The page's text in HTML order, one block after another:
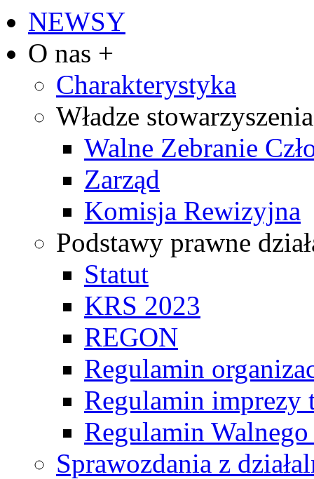
NEWSY
O nas +
Charakterystyka
Władze stowarzyszenia
Walne Zebranie
Zarząd
Komisja Rewizyjna
Podstawy prawne
Statut
KRS 2023
REGON
Regulamin
Regulamin
Regulamin
Sprawozdania z